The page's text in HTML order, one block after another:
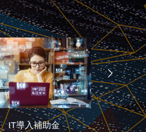
IT導入補助金
ITC
養成講座